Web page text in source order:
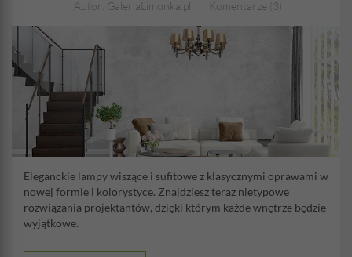
Autor: GaleriaLimonka.pl
Komentarze (3)
Eleganckie lampy wiszące i sufitowe z klasycznymi oprawami w
nowej formie i kolorystyce. Znajdziesz teraz nietypowe
rozwiązania projektantów, dzięki którym każde wnętrze będzie
wyjątkowe.